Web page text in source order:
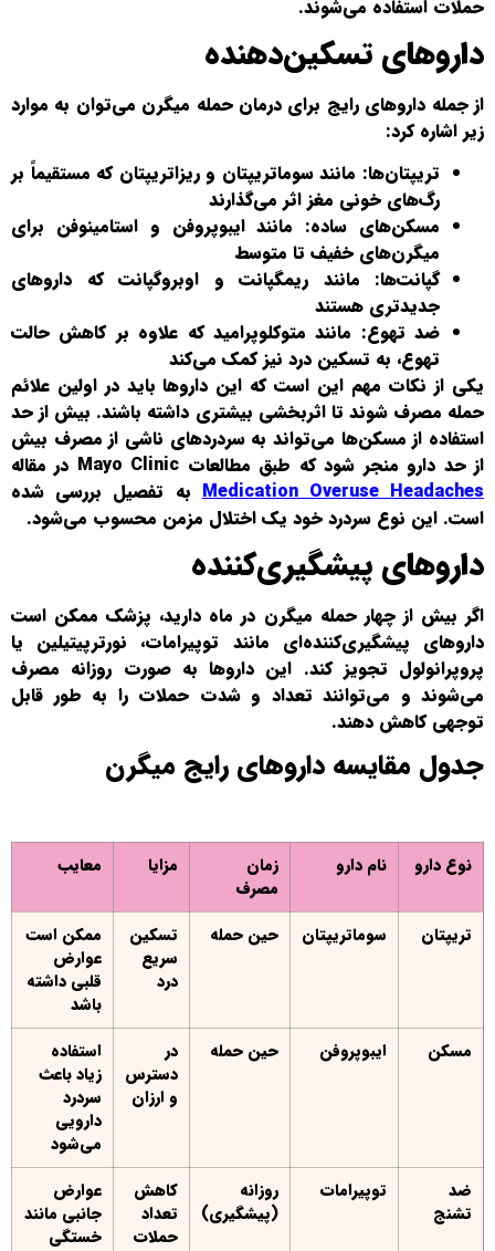
حملات استفاده می‌شوند.
داروهای تسکین‌دهنده
از جمله داروهای رایج برای درمان حمله میگرن می‌توان به موارد
زیر اشاره کرد:
تریپتان‌ها: مانند سوماتریپتان و ریزاتریپتان که مستقیماً بر
رگ‌های خونی مغز اثر می‌گذارند
مسکن‌های ساده: مانند ایبوپروفن و استامینوفن برای
میگرن‌های خفیف تا متوسط
گپانت‌ها: مانند ریمگپانت و اوبروگپانت که داروهای
جدیدتری هستند
ضد تهوع: مانند متوکلوپرامید که علاوه بر کاهش حالت
تهوع، به تسکین درد نیز کمک می‌کند
یکی از نکات مهم این است که این داروها باید در اولین علائم
حمله مصرف شوند تا اثربخشی بیشتری داشته باشند. بیش از حد
استفاده از مسکن‌ها می‌تواند به سردردهای ناشی از مصرف بیش
از حد دارو منجر شود که طبق مطالعات Mayo Clinic در مقاله
Medication Overuse Headachesبه تفصیل بررسی شده
است. این نوع سردرد خود یک اختلال مزمن محسوب می‌شود.
داروهای پیشگیری‌کننده
اگر بیش از چهار حمله میگرن در ماه دارید، پزشک ممکن است
داروهای پیشگیری‌کننده‌ای مانند توپیرامات، نورترپیتیلین یا
پروپرانولول تجویز کند. این داروها به صورت روزانه مصرف
می‌شوند و می‌توانند تعداد و شدت حملات را به طور قابل
توجهی کاهش دهند.
جدول مقایسه داروهای رایج میگرن
نوع دارو نام دارو
زمان
مصرف
مزایا معایب
تریپتان سوماتریپتان حین حمله
تسکین
سریع
درد
ممکن است
عوارض
قلبی داشته
باشد
مسکن
ایبوپروفن حین حمله
در
دسترس
و ارزان
استفاده
زیاد باعث
سردرد
دارویی
می‌شود
ضد
تشنج
توپیرامات
روزانه
(پیشگیری)
کاهش
تعداد
حملات
عوارض
جانبی مانند
خستگی